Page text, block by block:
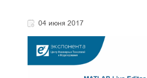
04 июня 2017